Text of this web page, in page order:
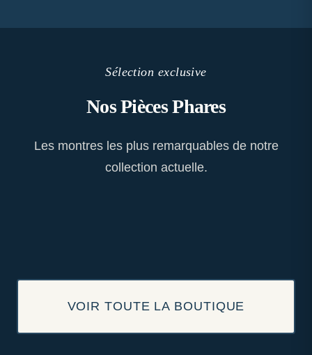
Sélection exclusive
Nos Pièces Phares
Les montres les plus remarquables de notre
collection actuelle.
VOIR TOUTE LA BOUTIQUE